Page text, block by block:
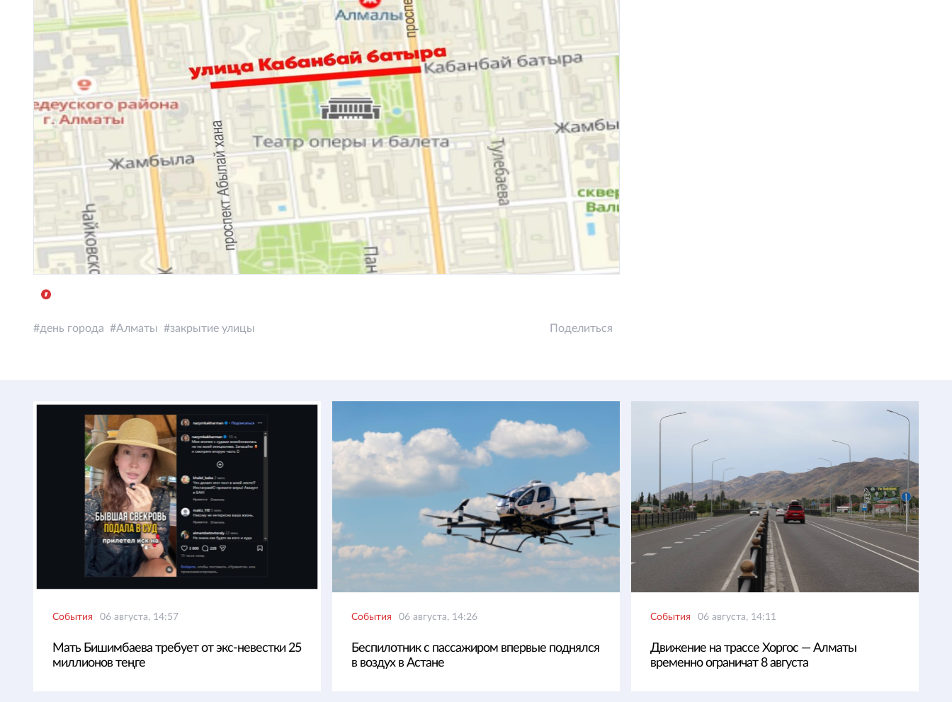
день города Алматы закрытие улицы Поделиться
События 06 августа, 14:57
Мать Бишимбаева требует от экс-невестки 25
миллионов теңге
События 06 августа, 14:26
Беспилотник с пассажиром впервые поднялся
в воздух в Астане
События 06 августа, 14:11
Движение на трассе Хоргос — Алматы
временно ограничат 8 августа